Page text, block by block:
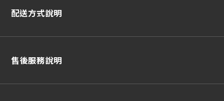
配送方式說明
售後服務說明